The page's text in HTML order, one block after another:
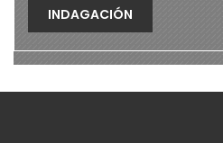
INDAGACIÓN